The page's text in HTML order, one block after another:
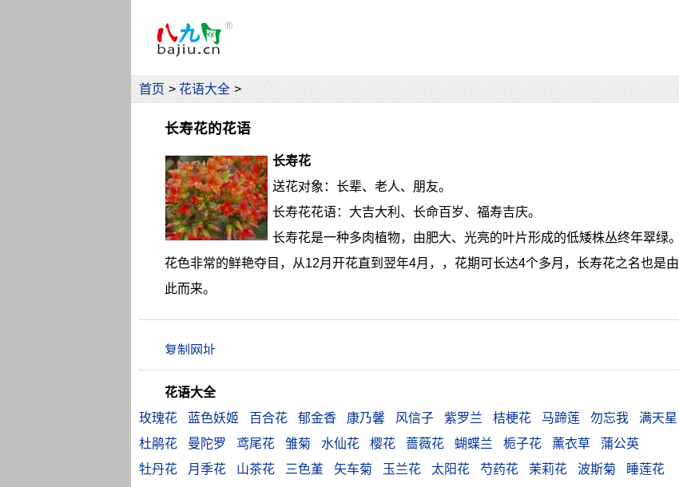
首页 > 花语大全 >
长寿花的花语
长寿花
送花对象：长辈、老人、朋友。
长寿花花语：大吉大利、长命百岁、福寿吉庆。
长寿花是一种多肉植物，由肥大、光亮的叶片形成的低矮株丛终年翠绿。
花色非常的鲜艳夺目，从12月开花直到翌年4月，，花期可长达4个多月，长寿花之名也是由
此而来。
花语大全
玫瑰花
蓝色妖姬 百合花 郁金香 康乃馨 风信子 紫罗兰 桔梗花 马蹄莲 勿忘我
满天星
杜鹃花
曼陀罗 鸢尾花 雏菊 水仙花 樱花 蔷薇花 蝴蝶兰 栀子花 薰衣草
蒲公英
牡丹花
月季花 山茶花 三色堇 矢车菊 玉兰花 太阳花 芍药花 茉莉花 波斯菊
睡莲花